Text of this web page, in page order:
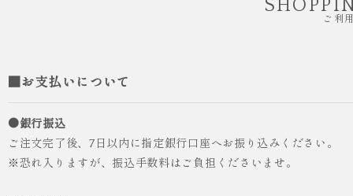
ご利
■お支払いについて
●銀行振込
ご注文完了後、7日以内に指定銀行口座へお振り込みください。
※恐れ入りますが、振込手数料はご負担くださいませ。